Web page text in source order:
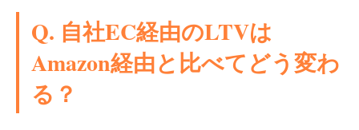
Q. 自社EC経由のLTVは
Amazon経由と比べてどう変わ
る？